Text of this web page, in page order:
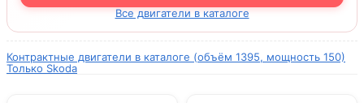
Все двигатели в каталоге
Контрактные двигатели в каталоге (объём 1395, мощность 150)
Только Skoda